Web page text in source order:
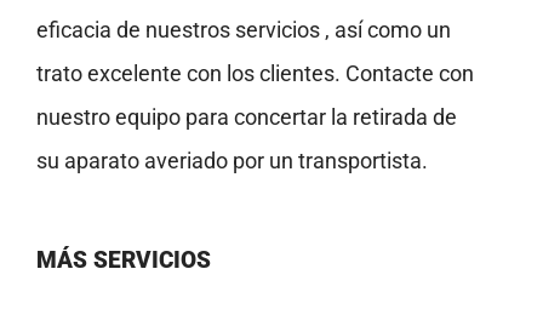
eficacia de nuestros servicios , así como un
trato excelente con los clientes. Contacte con
nuestro equipo para concertar la retirada de
su aparato averiado por un transportista.
MÁS SERVICIOS